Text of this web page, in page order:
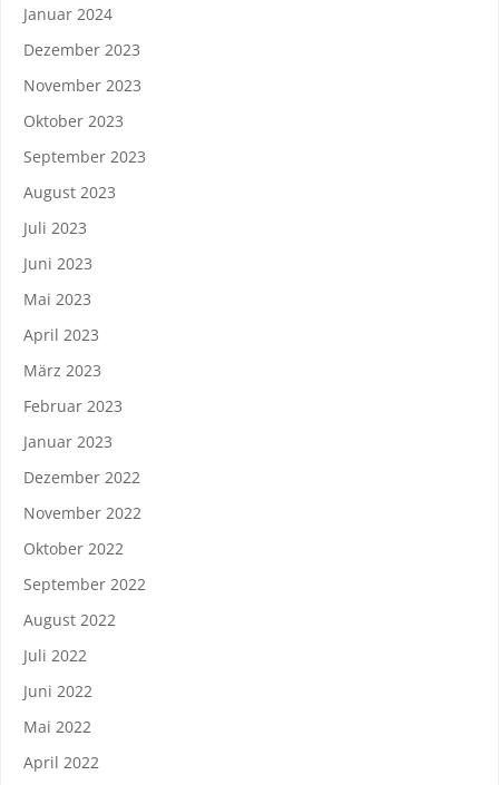
Januar 2024
Dezember 2023
November 2023
Oktober 2023
September 2023
August 2023
Juli 2023
Juni 2023
Mai 2023
April 2023
März 2023
Februar 2023
Januar 2023
Dezember 2022
November 2022
Oktober 2022
September 2022
August 2022
Juli 2022
Juni 2022
Mai 2022
April 2022